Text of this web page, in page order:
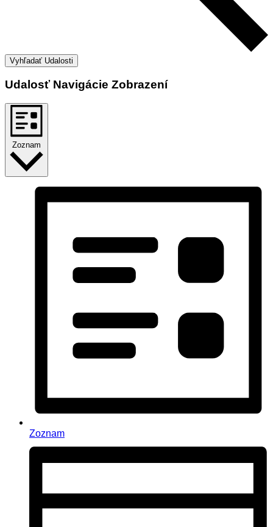
Vyhľadať Udalosti
Udalosť Navigácie Zobrazení
Zoznam
Zoznam